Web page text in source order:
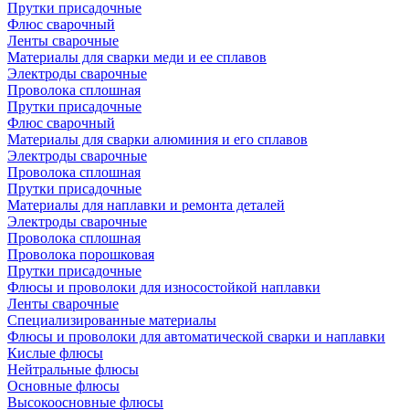
Прутки присадочные
Флюс сварочный
Ленты сварочные
Материалы для сварки меди и ее сплавов
Электроды сварочные
Проволока сплошная
Прутки присадочные
Флюс сварочный
Материалы для сварки алюминия и его сплавов
Электроды сварочные
Проволока сплошная
Прутки присадочные
Материалы для наплавки и ремонта деталей
Электроды сварочные
Проволока сплошная
Проволока порошковая
Прутки присадочные
Флюсы и проволоки для износостойкой наплавки
Ленты сварочные
Специализированные материалы
Флюсы и проволоки для автоматической сварки и наплавки
Кислые флюсы
Нейтральные флюсы
Основные флюсы
Высокоосновные флюсы